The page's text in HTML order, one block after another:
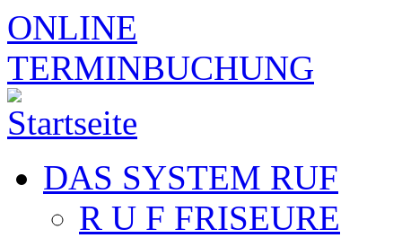
Skip to navigation
Direkt zum Inhalt
ONLINE
TERMINBUCHUNG
DAS SYSTEM RUF
R U F FRISEURE